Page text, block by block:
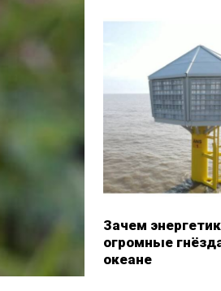
Зачем
огромные
океане